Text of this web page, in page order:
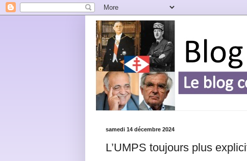
samedi 14 décembre 2024
L’UMPS toujours plus